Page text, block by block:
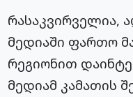
რასაკვირველია,
მედიაში ფართო
რეგიონით
მედიამ კამათის